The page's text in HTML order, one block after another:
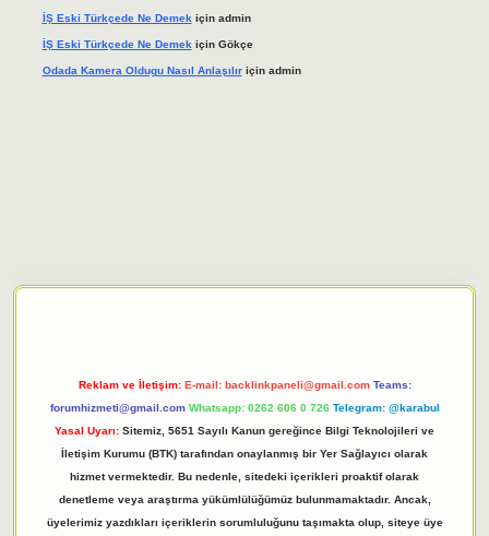
İŞ Eski Türkçede Ne Demekiçin admin
İŞ Eski Türkçede Ne Demek için Gökçe
Odada Kamera Oldugu Nasıl Anlaşılıriçin admin
Reklam ve İletişim: E-mail: backlinkpaneli@gmail.com Teams:
forumhizmeti@gmail.com Whatsapp: 0262 606 0 726 Telegram: @karabul
Yasal Uyarı: Sitemiz, 5651 Sayılı Kanun gereğince Bilgi Teknolojileri ve
İletişim Kurumu (BTK) tarafından onaylanmış bir Yer Sağlayıcı olarak
hizmet vermektedir. Bu nedenle, sitedeki içerikleri proaktif olarak
denetleme veya araştırma yükümlülüğümüz bulunmamaktadır. Ancak,
üyelerimiz yazdıkları içeriklerin sorumluluğunu taşımakta olup, siteye üye